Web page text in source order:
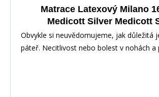
Matrace Latexový Milano
Medicott Silver Medicott
Obvykle si neuvědomujeme, jak důležitá
páteř. Necitlivost nebo bolest v nohách a